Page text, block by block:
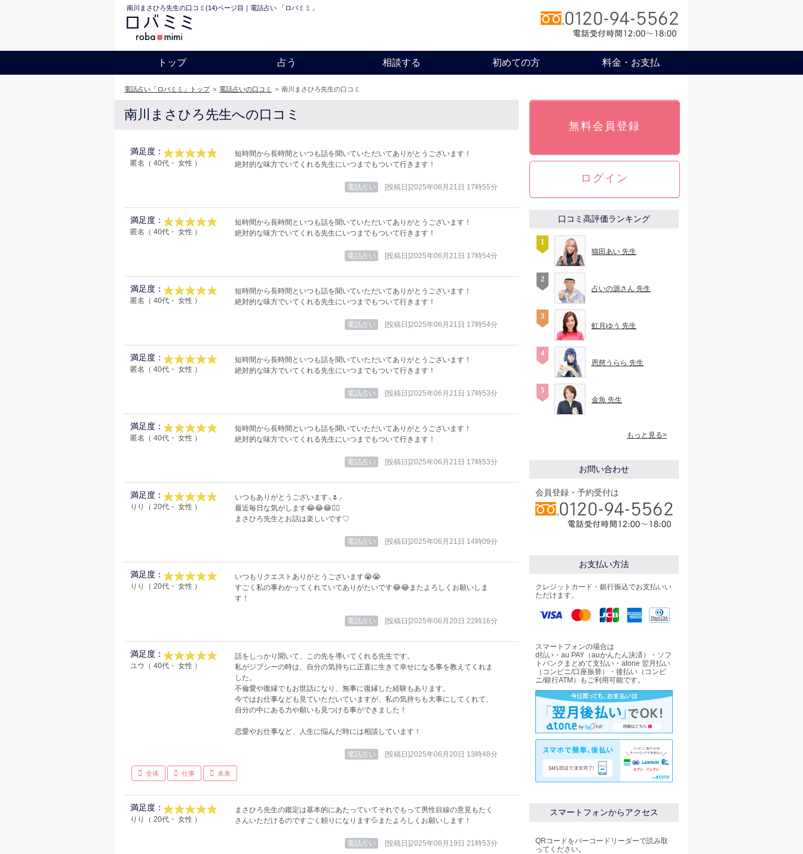
南川まさひろ先生の口コミ(14)ページ目｜電話占い 「ロバミミ」
トップ 占う 相談する 初めての方 料金・お支払
電話占い「ロバミミ」トップ > 電話占いの口コミ > 南川まさひろ先生の口コミ
南川まさひろ先生への口コミ
満足度：
匿名（ 40代・ 女性 ）
短時間から長時間といつも話を聞いていただいてありがとうございます！
絶対的な味方でいてくれる先生にいつまでもついて行きます！
電話占い [投稿日]2025年06月21日 17時55分
満足度：
匿名（ 40代・ 女性 ）
短時間から長時間といつも話を聞いていただいてありがとうございます！
絶対的な味方でいてくれる先生にいつまでもついて行きます！
電話占い [投稿日]2025年06月21日 17時54分
満足度：
匿名（ 40代・ 女性 ）
短時間から長時間といつも話を聞いていただいてありがとうございます！
絶対的な味方でいてくれる先生にいつまでもついて行きます！
電話占い [投稿日]2025年06月21日 17時54分
満足度：
匿名（ 40代・ 女性 ）
短時間から長時間といつも話を聞いていただいてありがとうございます！
絶対的な味方でいてくれる先生にいつまでもついて行きます！
電話占い [投稿日]2025年06月21日 17時53分
満足度：
匿名（ 40代・ 女性 ）
短時間から長時間といつも話を聞いていただいてありがとうございます！
絶対的な味方でいてくれる先生にいつまでもついて行きます！
電話占い [投稿日]2025年06月21日 17時53分
満足度：
りり（ 20代・ 女性 ）
いつもありがとうございます⸜🌷︎⸝‍
最近毎日な気がします😂😂😂👌🏻
まさひろ先生とお話は楽しいです♡
電話占い [投稿日]2025年06月21日 14時09分
満足度：
りり（ 20代・ 女性 ）
いつもリクエストありがとうございます😭😭
すごく私の事わかってくれていてありがたいです😂😂またよろしくお願いしま
す！
電話占い [投稿日]2025年06月20日 22時16分
満足度：
ユウ（ 40代・ 女性 ）
話をしっかり聞いて、この先を導いてくれる先生です。
私がジプシーの時は、自分の気持ちに正直に生きて幸せになる事を教えてくれま
した。
不倫愛や復縁でもお世話になり、無事に復縁した経験もあります。
今ではお仕事なども見ていただいていますが、私の気持ちも大事にしてくれて、
自分の中にある力や願いも見つける事ができました！
恋愛やお仕事など、人生に悩んだ時には相談しています！
電話占い [投稿日]2025年06月20日 13時48分
全体 仕事 未来
満足度：
りり（ 20代・ 女性 ）
まさひろ先生の鑑定は基本的にあたっていてそれでもって男性目線の意見もたく
さんいただけるのですごく頼りになります💦またよろしくお願いします！
電話占い [投稿日]2025年06月19日 21時53分
無料会員登録
ログイン
口コミ高評価ランキング
猫田あい 先生
占いの源さん 先生
虹月ゆう 先生
恩慈うらら 先生
金魚 先生
もっと見る>
お問い合わせ
会員登録・予約受付は
お支払い方法
クレジットカード・銀行振込でお支払いい
ただけます。
スマートフォンの場合は
d払い・au PAY（auかんたん決済）・ソフ
トバンクまとめて支払い・atone 翌月払い
（コンビニ/口座振替）・後払い（コンビ
ニ/銀行ATM）もご利用可能です。
スマートフォンからアクセス
QRコードをバーコードリーダーで読み取
ってください。